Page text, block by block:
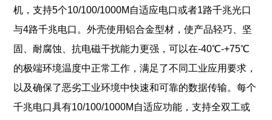
机，支持5个10/100/1000M自适应电口或者1路千兆光口
与4路千兆电口。外壳使用铝合金型材，使产品轻巧、坚
固、耐腐蚀、抗电磁干扰能力更强，可以在-40℃-+75℃
的极端环境温度中正常工作，满足了不同工业应用要求，
以及确保了恶劣工业环境中快速和可靠的数据传输。每个
千兆电口具有10/100/1000M自适应功能，支持全双工或